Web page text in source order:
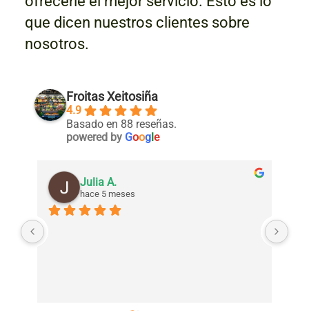
que dicen nuestros clientes sobre
nosotros.
Froitas Xeitosiña
4.9
Basado en 88 reseñas.
powered by Google
Julia A.
hace 5 meses